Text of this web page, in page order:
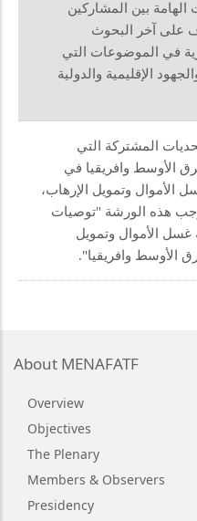
بين المشاركين
على آخر البحوث
في الموضوعات التي
الإقليمية والدولية
المشتركة التي
الأوسط وافريقيا في
الأموال وتمويل الإرهاب،
هذه الورشة "توصيات
غسل الأموال وتمويل
الأوسط وافريقيا".
About MENAFATF
Overview
Objectives
The Plenary
Members & Observers
Presidency